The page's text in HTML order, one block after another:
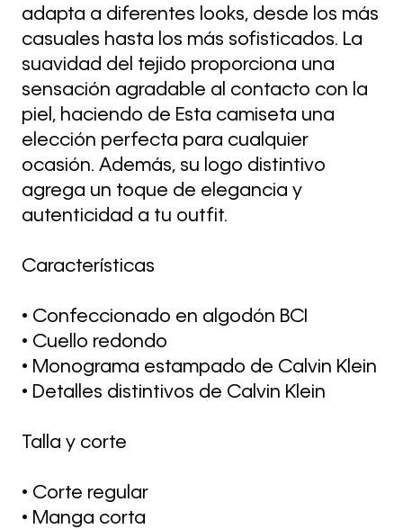
adapta a diferentes looks, desde los más
casuales hasta los más sofisticados. La
suavidad del tejido proporciona una
sensación agradable al contacto con la
piel, haciendo de Esta camiseta una
elección perfecta para cualquier
ocasión. Además, su logo distintivo
agrega un toque de elegancia y
autenticidad a tu outfit.
Características
• Confeccionado en algodón BCI
• Cuello redondo
• Monograma estampado de Calvin Klein
• Detalles distintivos de Calvin Klein
Talla y corte
• Corte regular
• Manga corta